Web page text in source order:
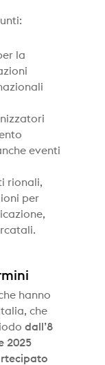
la
eventi
rionali,
per
hanno
che
dall’8
2025